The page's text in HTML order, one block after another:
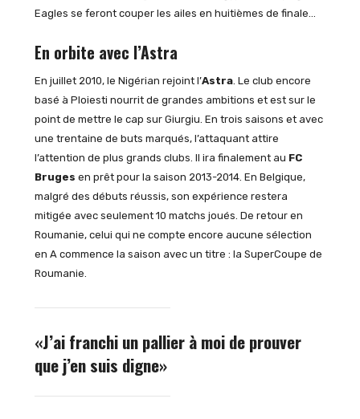
Eagles se feront couper les ailes en huitièmes de finale…
En orbite avec l’Astra
En juillet 2010, le Nigérian rejoint l’Astra. Le club encore
basé à Ploiesti nourrit de grandes ambitions et est sur le
point de mettre le cap sur Giurgiu. En trois saisons et avec
une trentaine de buts marqués, l’attaquant attire
l’attention de plus grands clubs. Il ira finalement au FC
Bruges en prêt pour la saison 2013-2014. En Belgique,
malgré des débuts réussis, son expérience restera
mitigée avec seulement 10 matchs joués. De retour en
Roumanie, celui qui ne compte encore aucune sélection
en A commence la saison avec un titre : la SuperCoupe de
Roumanie.
«J’ai franchi un pallier à moi de prouver
que j’en suis digne»